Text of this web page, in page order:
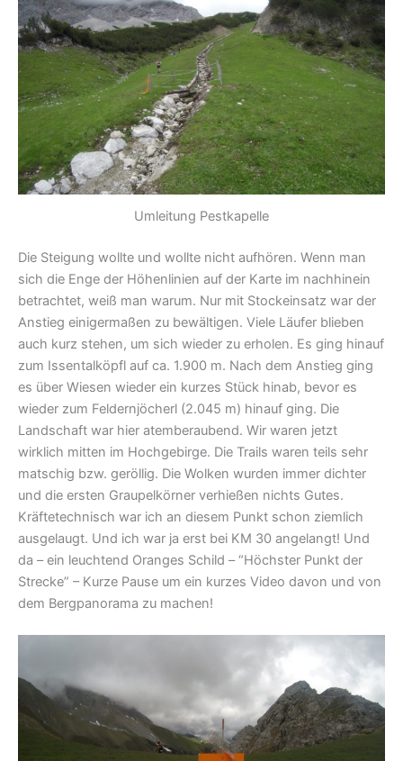
Umleitung Pestkapelle
Die Steigung wollte und wollte nicht aufhören. Wenn man
sich die Enge der Höhenlinien auf der Karte im nachhinein
betrachtet, weiß man warum. Nur mit Stockeinsatz war der
Anstieg einigermaßen zu bewältigen. Viele Läufer blieben
auch kurz stehen, um sich wieder zu erholen. Es ging hinauf
zum Issentalköpfl auf ca. 1.900 m. Nach dem Anstieg ging
es über Wiesen wieder ein kurzes Stück hinab, bevor es
wieder zum Feldernjöcherl (2.045 m) hinauf ging. Die
Landschaft war hier atemberaubend. Wir waren jetzt
wirklich mitten im Hochgebirge. Die Trails waren teils sehr
matschig bzw. geröllig. Die Wolken wurden immer dichter
und die ersten Graupelkörner verhießen nichts Gutes.
Kräftetechnisch war ich an diesem Punkt schon ziemlich
ausgelaugt. Und ich war ja erst bei KM 30 angelangt! Und
da – ein leuchtend Oranges Schild – “Höchster Punkt der
Strecke” – Kurze Pause um ein kurzes Video davon und von
dem Bergpanorama zu machen!